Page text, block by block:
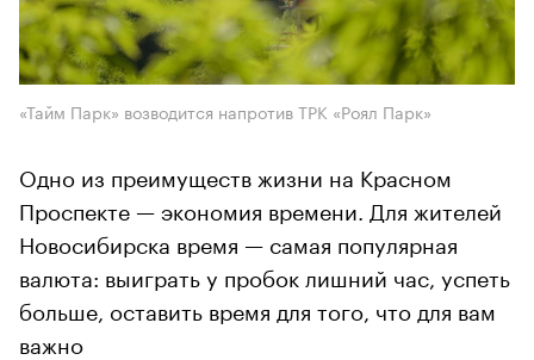
«Тайм Парк» возводится напротив ТРК «Роял Парк»
Одно из преимуществ жизни на Красном
Проспекте — экономия времени. Для жителей
Новосибирска время — самая популярная
валюта: выиграть у пробок лишний час, успеть
больше, оставить время для того, что для вам
важно